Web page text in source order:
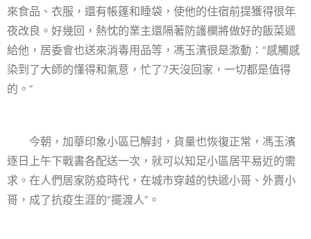
來食品、衣服，還有帳篷和睡袋，使他的住宿前提獲得很年
夜改良。好幾回，熱忱的業主還隔著防護欄將做好的飯菜遞
給他，居委會也送來消毒用品等，馮玉濱很是激動：“感觸感
染到了大師的懂得和氣意，忙了7天沒回家，一切都是值得
的。”
今朝，加華印象小區已解封，貨量也恢復正常，馮玉濱
逐日上午下戰書各配送一次，就可以知足小區居平易近的需
求。在人們居家防疫時代，在城市穿越的快遞小哥、外賣小
哥，成了抗疫生涯的“擺渡人”。